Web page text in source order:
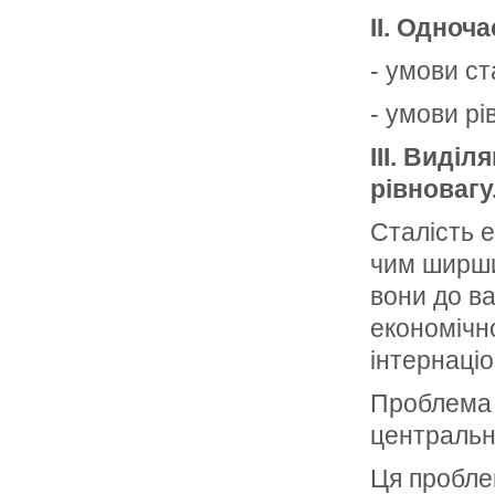
II.
- умови
- умови
III.
Сталість
чим
вони до
Проблема
Ця